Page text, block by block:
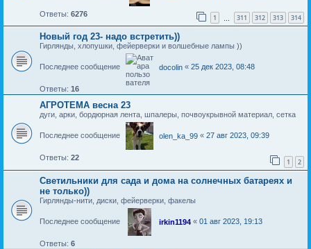
Ответы: 6276 1 311 312 313 314
Новый год 23- надо встретить))
Гирлянды, хлопушки, фейерверки и волшебные лампы ))
Последнее сообщение docolin « 25 дек 2023, 08:48
Ответы: 16
АГРОТЕМА весна 23
дуги, арки, бордюрная лента, шпалеры, почвоукрывной материал, сетка
Последнее сообщение olen_ka_99 « 27 авг 2023, 09:39
Ответы: 22 1 2
Светильники для сада и дома на солнечных батареях и
не только))
Гирлянды-нити, диски, фейерверки, факелы
Последнее сообщение irkin1194 « 01 авг 2023, 19:13
Ответы: 6